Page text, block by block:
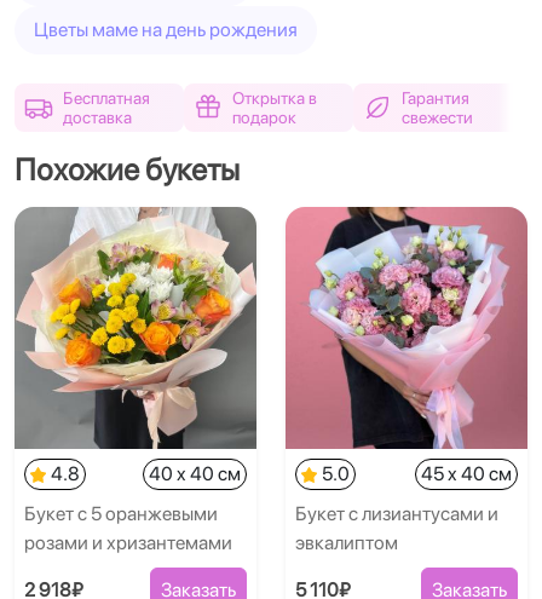
Цветы маме на день рождения
Бесплатная
доставка
Открытка в
подарок
Гарантия
свежести
Похожие букеты
4.8
40 x 40 см
Букет с 5 оранжевыми
розами и хризантемами
2 918₽ Заказать
5.0
45 x 40 см
Букет с лизиантусами и
эвкалиптом
5 110₽ Заказать